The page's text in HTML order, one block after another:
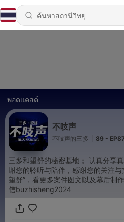
พอดแคสต์
不吱声
不吱声的三多 89 -
三多和望舒的秘密基地； 认真分享
谢您的聆听与陪伴，感谢您的关注
望舒”，看更多案件图文以及幕后制
信buzhisheng2024